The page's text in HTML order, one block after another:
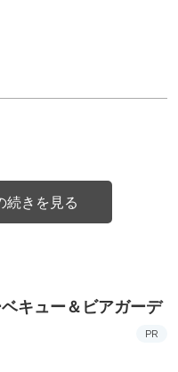
続きを見る
キュー＆ビアガーデ
PR